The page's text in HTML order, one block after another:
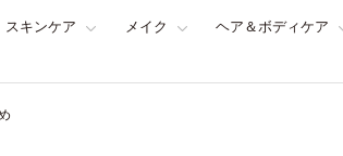
スキンケア メイク ヘア＆ボディケア